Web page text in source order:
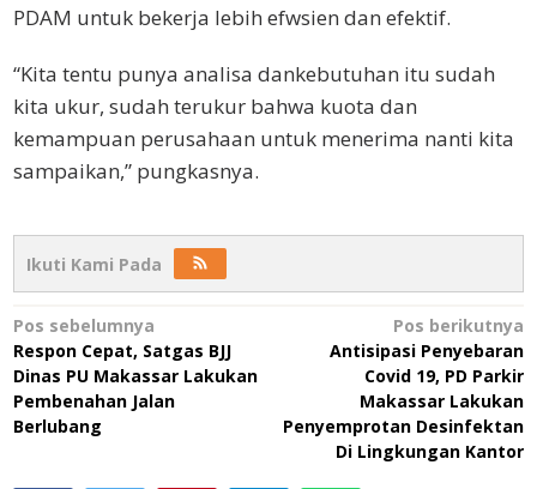
PDAM untuk bekerja lebih efwsien dan efektif.
“Kita tentu punya analisa dankebutuhan itu sudah
kita ukur, sudah terukur bahwa kuota dan
kemampuan perusahaan untuk menerima nanti kita
sampaikan,” pungkasnya.
Ikuti Kami Pada
Navigasi
pos
Pos sebelumnya
Respon Cepat, Satgas BJJ
Dinas PU Makassar Lakukan
Pembenahan Jalan
Berlubang
Pos berikutnya
Antisipasi Penyebaran
Covid 19, PD Parkir
Makassar Lakukan
Penyemprotan Desinfektan
Di Lingkungan Kantor